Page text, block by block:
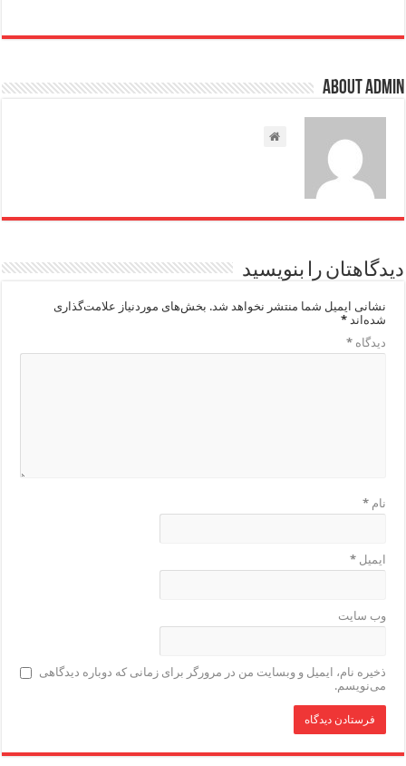
About admin
دیدگاهتان را بنویسید
نشانی ایمیل شما منتشر نخواهد شد. بخش‌های موردنیاز علامت‌گذاری
شده‌اند*
دیدگاه*
نام*
ایمیل*
وب‌ سایت
ذخیره نام، ایمیل و وبسایت من در مرورگر برای زمانی که دوباره دیدگاهی
می‌نویسم.